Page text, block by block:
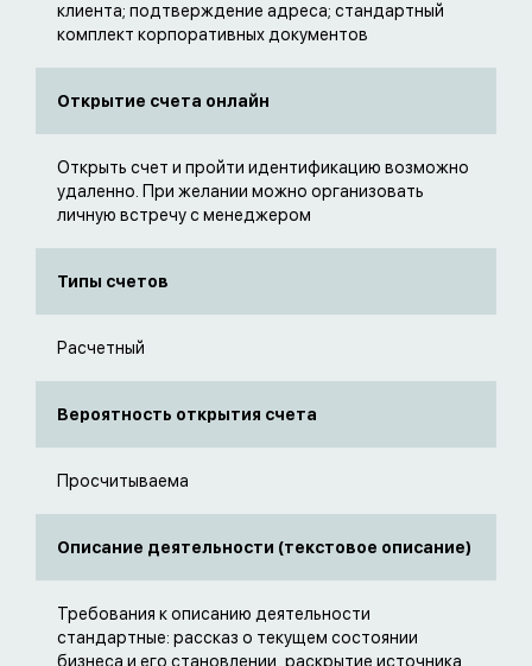
клиента; подтверждение адреса; стандартный
комплект корпоративных документов
Открытие счета онлайн
Открыть счет и пройти идентификацию возможно
удаленно. При желании можно организовать
личную встречу с менеджером
Типы счетов
Расчетный
Вероятность открытия счета
Просчитываема
Описание деятельности (текстовое описание)
Требования к описанию деятельности
стандартные: рассказ о текущем состоянии
бизнеса и его становлении, раскрытие источника